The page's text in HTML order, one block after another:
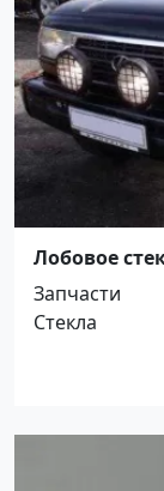
Лобовое
Краснодар
Запчасти
Стекла